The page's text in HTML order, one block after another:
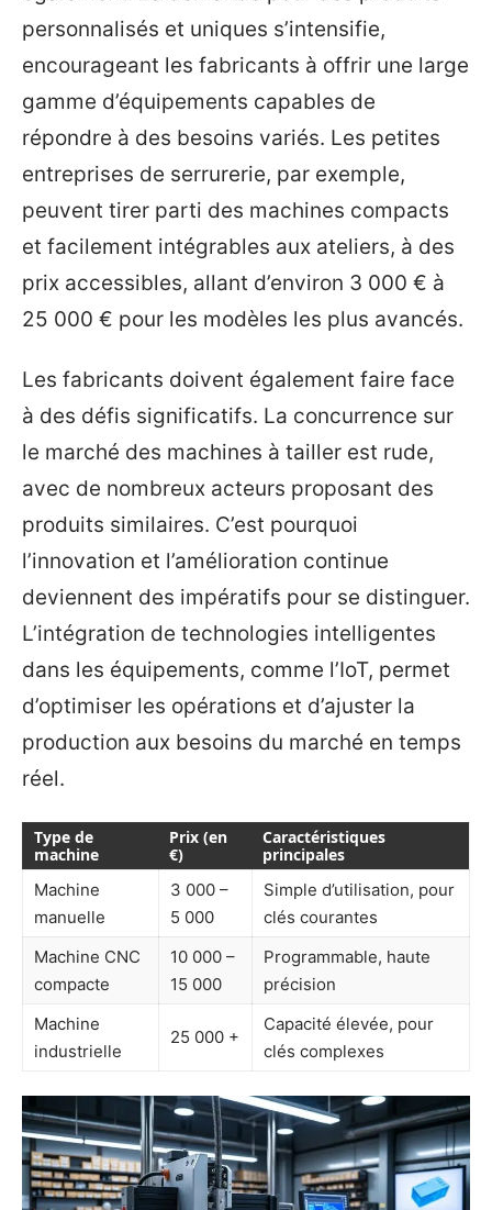
personnalisés et uniques s’intensifie,
encourageant les fabricants à offrir une large
gamme d’équipements capables de
répondre à des besoins variés. Les petites
entreprises de serrurerie, par exemple,
peuvent tirer parti des machines compacts
et facilement intégrables aux ateliers, à des
prix accessibles, allant d’environ 3 000 € à
25 000 € pour les modèles les plus avancés.
Les fabricants doivent également faire face
à des défis significatifs. La concurrence sur
le marché des machines à tailler est rude,
avec de nombreux acteurs proposant des
produits similaires. C’est pourquoi
l’innovation et l’amélioration continue
deviennent des impératifs pour se distinguer.
L’intégration de technologies intelligentes
dans les équipements, comme l’IoT, permet
d’optimiser les opérations et d’ajuster la
production aux besoins du marché en temps
réel.
Type de
machine
Prix (en
€)
Caractéristiques
principales
Machine
manuelle
3 000 –
5 000
Simple d’utilisation, pour
clés courantes
Machine CNC
compacte
10 000 –
15 000
Programmable, haute
précision
Machine
industrielle
25 000 +
Capacité élevée, pour
clés complexes